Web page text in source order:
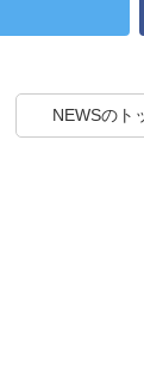
NEWSのト